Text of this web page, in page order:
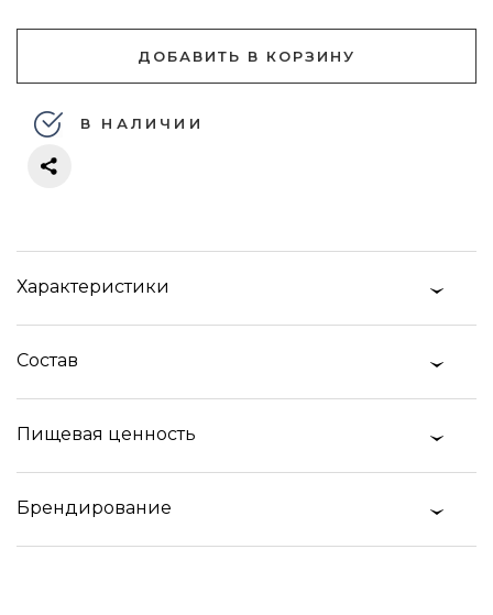
ДОБАВИТЬ В КОРЗИНУ
В НАЛИЧИИ
Характеристики
Состав
Пищевая ценность
Брендирование